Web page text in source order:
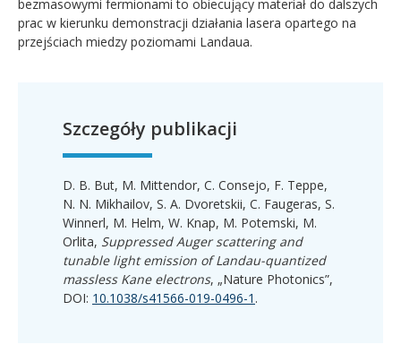
bezmasowymi fermionami to obiecujący materiał do dalszych
prac w kierunku demonstracji działania lasera opartego na
przejściach miedzy poziomami Landaua.
Szczegóły publikacji
D. B. But, M. Mittendor, C. Consejo, F. Teppe,
N. N. Mikhailov, S. A. Dvoretskii, C. Faugeras, S.
Winnerl, M. Helm, W. Knap, M. Potemski, M.
Orlita, Suppressed Auger scattering and
tunable light emission of Landau-quantized
massless Kane electrons, „Nature Photonics”,
DOI: 10.1038/s41566-019-0496-1 .